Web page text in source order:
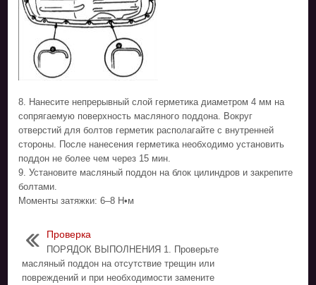
8. Нанесите непрерывный слой герметика диаметром 4 мм на
сопрягаемую поверхность масляного поддона. Вокруг
отверстий для болтов герметик располагайте с внутренней
стороны. После нанесения герметика необходимо установить
поддон не более чем через 15 мин.
9. Установите масляный поддон на блок цилиндров и закрепите
болтами.
Моменты затяжки: 6–8 Н•м
Проверка
ПОРЯДОК ВЫПОЛНЕНИЯ 1. Проверьте
масляный поддон на отсутствие трещин или
повреждений и при необходимости замените